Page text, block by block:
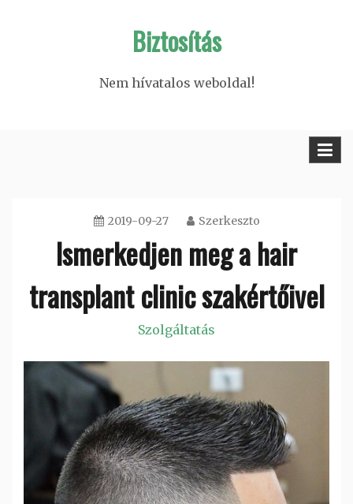
Biztosítás
Nem hívatalos weboldal!
2019-09-27 Szerkeszto
Ismerkedjen meg a hair
transplant clinic szakértőivel
Szolgáltatás